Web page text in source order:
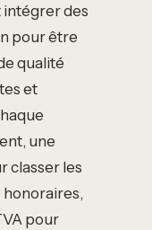
intégrer des
pour être
qualité
et
une
classer les
honoraires,
pour